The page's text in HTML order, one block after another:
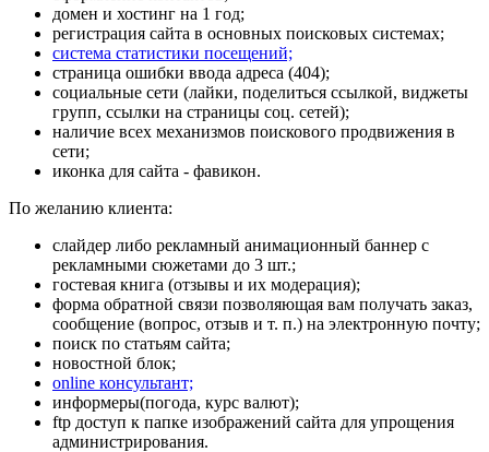
домен и хостинг на 1 год;
регистрация сайта в основных поисковых системах;
система статистики посещений;
страница ошибки ввода адреса (404);
социальные сети (лайки, поделиться ссылкой, виджеты
групп, ссылки на страницы соц. сетей);
наличие всех механизмов поискового продвижения в
сети;
иконка для сайта - фавикон.
По желанию клиента:
слайдер либо рекламный анимационный баннер с
рекламными сюжетами до 3 шт.;
гостевая книга (отзывы и их модерация);
форма обратной связи позволяющая вам получать заказ,
сообщение (вопрос, отзыв и т. п.) на электронную почту;
поиск по статьям сайта;
новостной блок;
online консультант;
информеры(погода, курс валют);
ftp доступ к папке изображений сайта для упрощения
администрирования.